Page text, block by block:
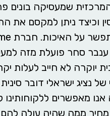
שמעסיקה בונים
וכיצד ניתן למקסם את
סחר פועלת מזה
יוקרה לא חייב לעלות
של נציג ישראלי דובר
מאפשרים ללקוחותינו
ממה שהיה עולה